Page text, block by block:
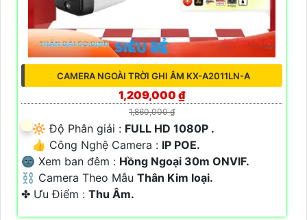
CAMERA NGOÀI TRỜI GHI ÂM KX-A2011LN-A
1,209,000 ₫
1,860,000 ₫
🔆 Độ Phân giải : FULL HD 1080P .
👍 Công Nghệ Camera : IP POE.
🌚 Xem ban đêm : Hồng Ngoại 30m ONVIF.
⛓ Camera Theo Mẫu Thân Kim loại.
️✤ Ưu Điểm : Thu Âm.